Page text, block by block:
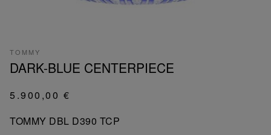
TOMMY
DARK-BLUE CENTERPIECE
5.900,00 €
TOMMY DBL D390 TCP